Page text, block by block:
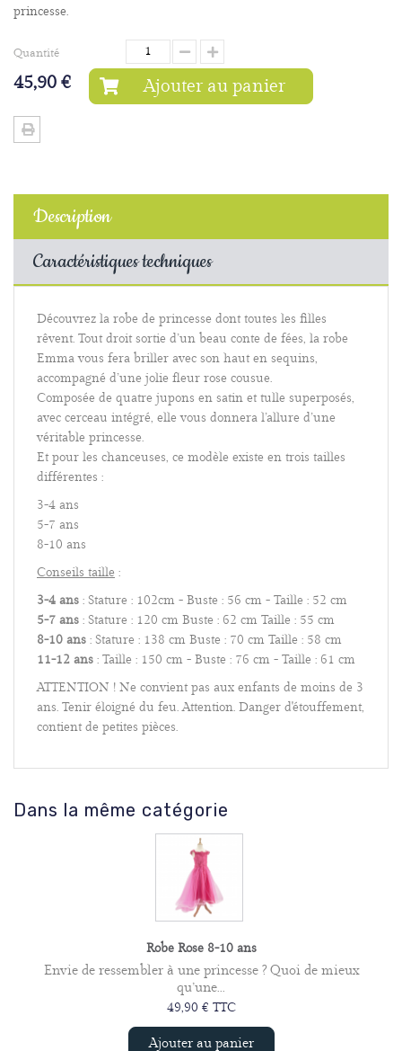
princesse.
Quantité
45,90 € Ajouter au panier
Description
Caractéristiques techniques
Découvrez la robe de princesse dont toutes les filles
rêvent. Tout droit sortie d’un beau conte de fées, la robe
Emma vous fera briller avec son haut en sequins,
accompagné d’une jolie fleur rose cousue.
Composée de quatre jupons en satin et tulle superposés,
avec cerceau intégré, elle vous donnera l’allure d’une
véritable princesse.
Et pour les chanceuses, ce modèle existe en trois tailles
différentes :
3-4 ans
5-7 ans
8-10 ans
Conseils taille :
3-4 ans : Stature : 102cm - Buste : 56 cm - Taille : 52 cm
5-7 ans : Stature : 120 cm Buste : 62 cm Taille : 55 cm
8-10 ans : Stature : 138 cm Buste : 70 cm Taille : 58 cm
11-12 ans : Taille : 150 cm - Buste : 76 cm - Taille : 61 cm
ATTENTION ! Ne convient pas aux enfants de moins de 3
ans. Tenir éloigné du feu. Attention. Danger d'étouffement,
contient de petites pièces.
Dans la même catégorie
Robe Rose 8-10 ans
Envie de ressembler à une princesse ? Quoi de mieux
qu’une...
49,90 € TTC
Ajouter au panier